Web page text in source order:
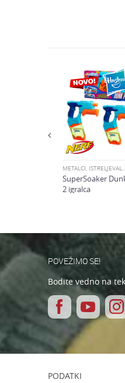
METALCI,
SuperSoaker
2 igralca
POVEŽIMO SE!
Bodite vedno na
PODATKI